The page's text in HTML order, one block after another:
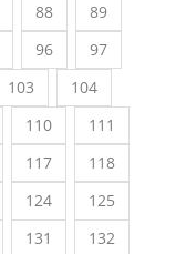
88
89
96
97
103
104
110
111
117
118
124
125
131
132